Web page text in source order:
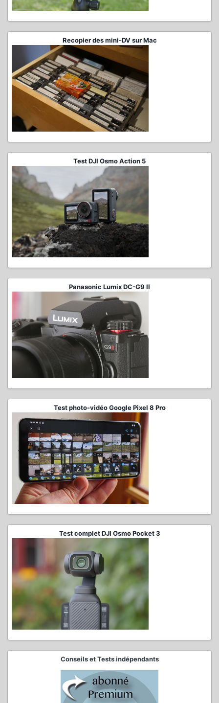
Recopier des mini-DV sur Mac
Test DJI Osmo Action 5
Panasonic Lumix DC-G9 II
Test photo-vidéo Google Pixel 8 Pro
Test complet DJI Osmo Pocket 3
Conseils et Tests indépendants